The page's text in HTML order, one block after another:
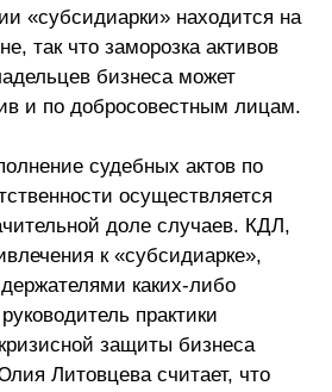
«субсидиарки» находится на
так что заморозка активов
бизнеса может
и по добросовестным лицам.
судебных актов по
осуществляется
доле случаев. КДЛ,
к «субсидиарке»,
каких-либо
практики
защиты бизнеса
Литовцева считает, что